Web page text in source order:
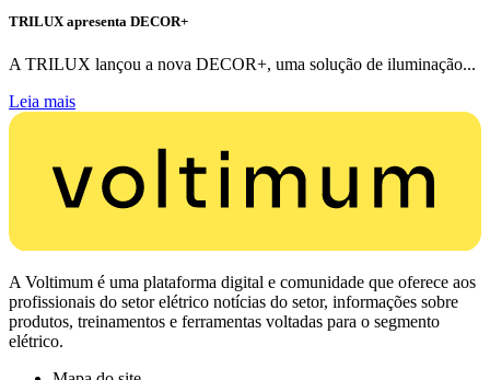
TRILUX apresenta DECOR+
A TRILUX lançou a nova DECOR+, uma solução de iluminação...
Leia mais
A Voltimum é uma plataforma digital e comunidade que oferece aos
profissionais do setor elétrico notícias do setor, informações sobre
produtos, treinamentos e ferramentas voltadas para o segmento
elétrico.